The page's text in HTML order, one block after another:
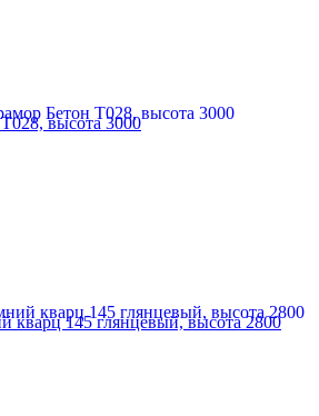
высота 3000
кварц 145 глянцевый, высота 2800